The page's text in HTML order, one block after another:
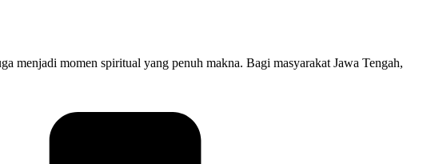
menjadi momen spiritual yang penuh makna. Bagi masyarakat Jawa Tengah,